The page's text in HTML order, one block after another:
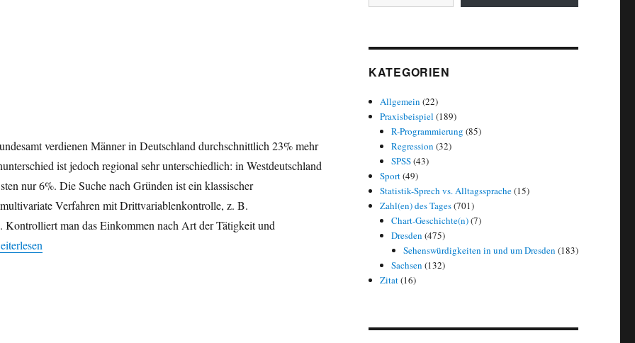
verdienen Männer in Deutschland durchschnittlich 23% mehr
ist jedoch regional sehr unterschiedlich: in Westdeutschland
nur 6%. Die Suche nach Gründen ist ein klassischer
Verfahren mit Drittvariablenkontrolle, z. B.
Kontrolliert man das Einkommen nach Art der Tätigkeit und
zwischen Frauen und Männern im Osten geringer“
KATEGORIEN
Allgemein (22)
Praxisbeispiel (189)
R-Programmierung (85)
Regression (32)
SPSS(43)
Sport(49)
Statistik-Sprech vs. Alltagssprache(15)
Zahl(en) des Tages(701)
Chart-Geschichte(n)(7)
Dresden (475)
Sehenswürdigkeiten in und um Dresden (183)
Sachsen (132)
Zitat(16)